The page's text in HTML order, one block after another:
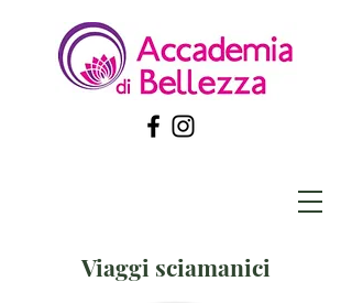
Viaggi sciamanici